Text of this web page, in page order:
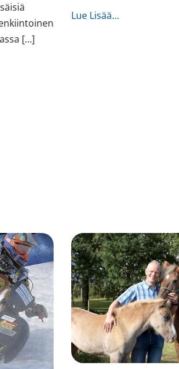
[…]
ja METSÄ ilta Sanni Grahn-
Lue Lisää…from